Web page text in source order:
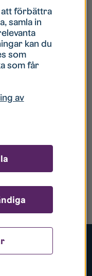
att förbättra
samla in
kan du
som
som får
av